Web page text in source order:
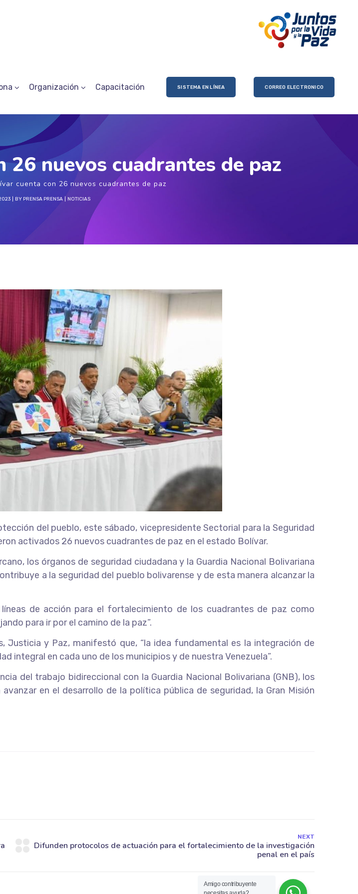
Organización Capacitación SISTEMA EN LÍNEA CORREO ELECTRONICO
nuevos cuadrantes de paz
cuenta con 26 nuevos cuadrantes de paz
BY PRENSA PRENSA NOTICIAS
del pueblo, este sábado, vicepresidente Sectorial para la Seguridad
activados 26 nuevos cuadrantes de paz en el estado Bolívar.
los órganos de seguridad ciudadana y la Guardia Nacional Bolivariana
a la seguridad del pueblo bolivarense y de esta manera alcanzar la
de acción para el fortalecimiento de los cuadrantes de paz como
para ir por el camino de la paz”.
Justicia y Paz, manifestó que, “la idea fundamental es la integración de
integral en cada uno de los municipios y de nuestra Venezuela”.
del trabajo bidireccional con la Guardia Nacional Bolivariana (GNB), los
en el desarrollo de la política pública de seguridad, la Gran Misión
NEXT
Amigo contribuyente